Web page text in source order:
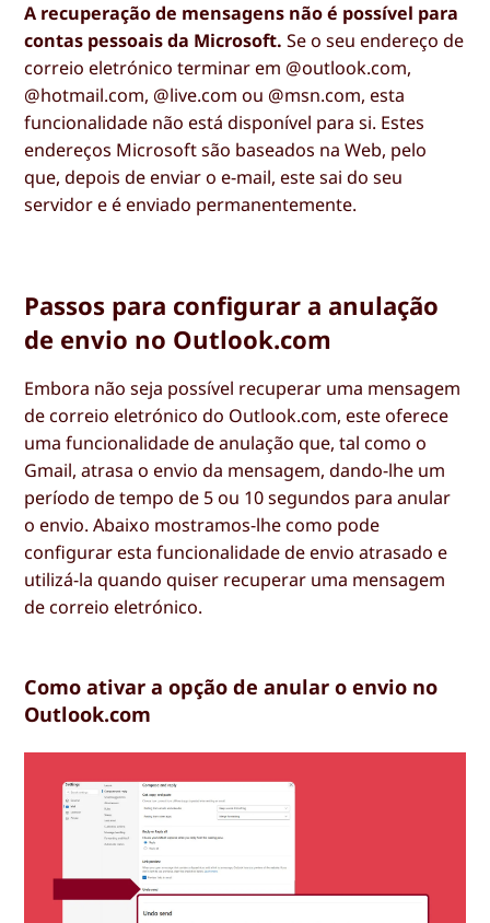
A recuperação de mensagens não é possível para
contas pessoais da Microsoft. Se o seu endereço de
correio eletrónico terminar em @outlook.com,
@hotmail.com, @live.com ou @msn.com, esta
funcionalidade não está disponível para si. Estes
endereços Microsoft são baseados na Web, pelo
que, depois de enviar o e-mail, este sai do seu
servidor e é enviado permanentemente.
Passos para configurar a anulação
de envio no Outlook.com
Embora não seja possível recuperar uma mensagem
de correio eletrónico do Outlook.com, este oferece
uma funcionalidade de anulação que, tal como o
Gmail, atrasa o envio da mensagem, dando-lhe um
período de tempo de 5 ou 10 segundos para anular
o envio. Abaixo mostramos-lhe como pode
configurar esta funcionalidade de envio atrasado e
utilizá-la quando quiser recuperar uma mensagem
de correio eletrónico.
Como ativar a opção de anular o envio no
Outlook.com